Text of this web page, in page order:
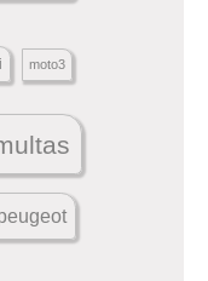
moto3